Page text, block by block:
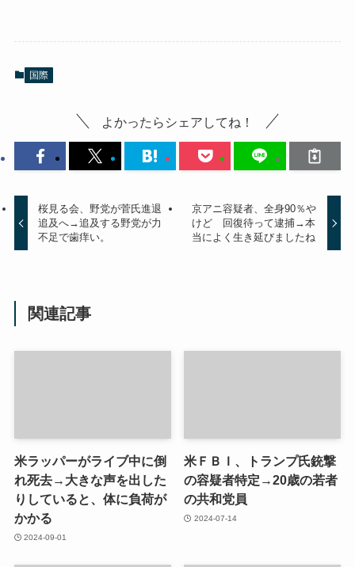
国際
よかったらシェアしてね！
桜見る会、野党が菅氏進退
追及へ→追及する野党が力
不足で歯痒い。
京アニ容疑者、全身90％や
けど 回復待って逮捕→本
当によく生き延びましたね
関連記事
米ラッパーがライブ中に倒
れ死去→大きな声を出した
りしていると、体に負荷が
かかる
2024-09-01
米ＦＢＩ、トランプ氏銃撃
の容疑者特定→20歳の若者
の共和党員
2024-07-14